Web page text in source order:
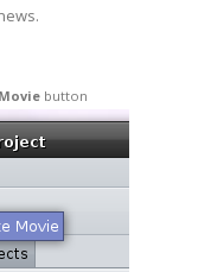
button